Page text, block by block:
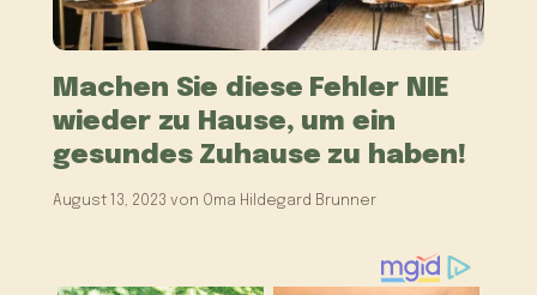
Machen Sie diese Fehler NIE
wieder zu Hause, um ein
gesundes Zuhause zu haben!
August 13, 2023 von Oma Hildegard Brunner